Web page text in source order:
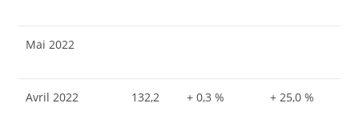
Mai 2022
Avril 2022 132,2 + 0,3 % + 25,0 %